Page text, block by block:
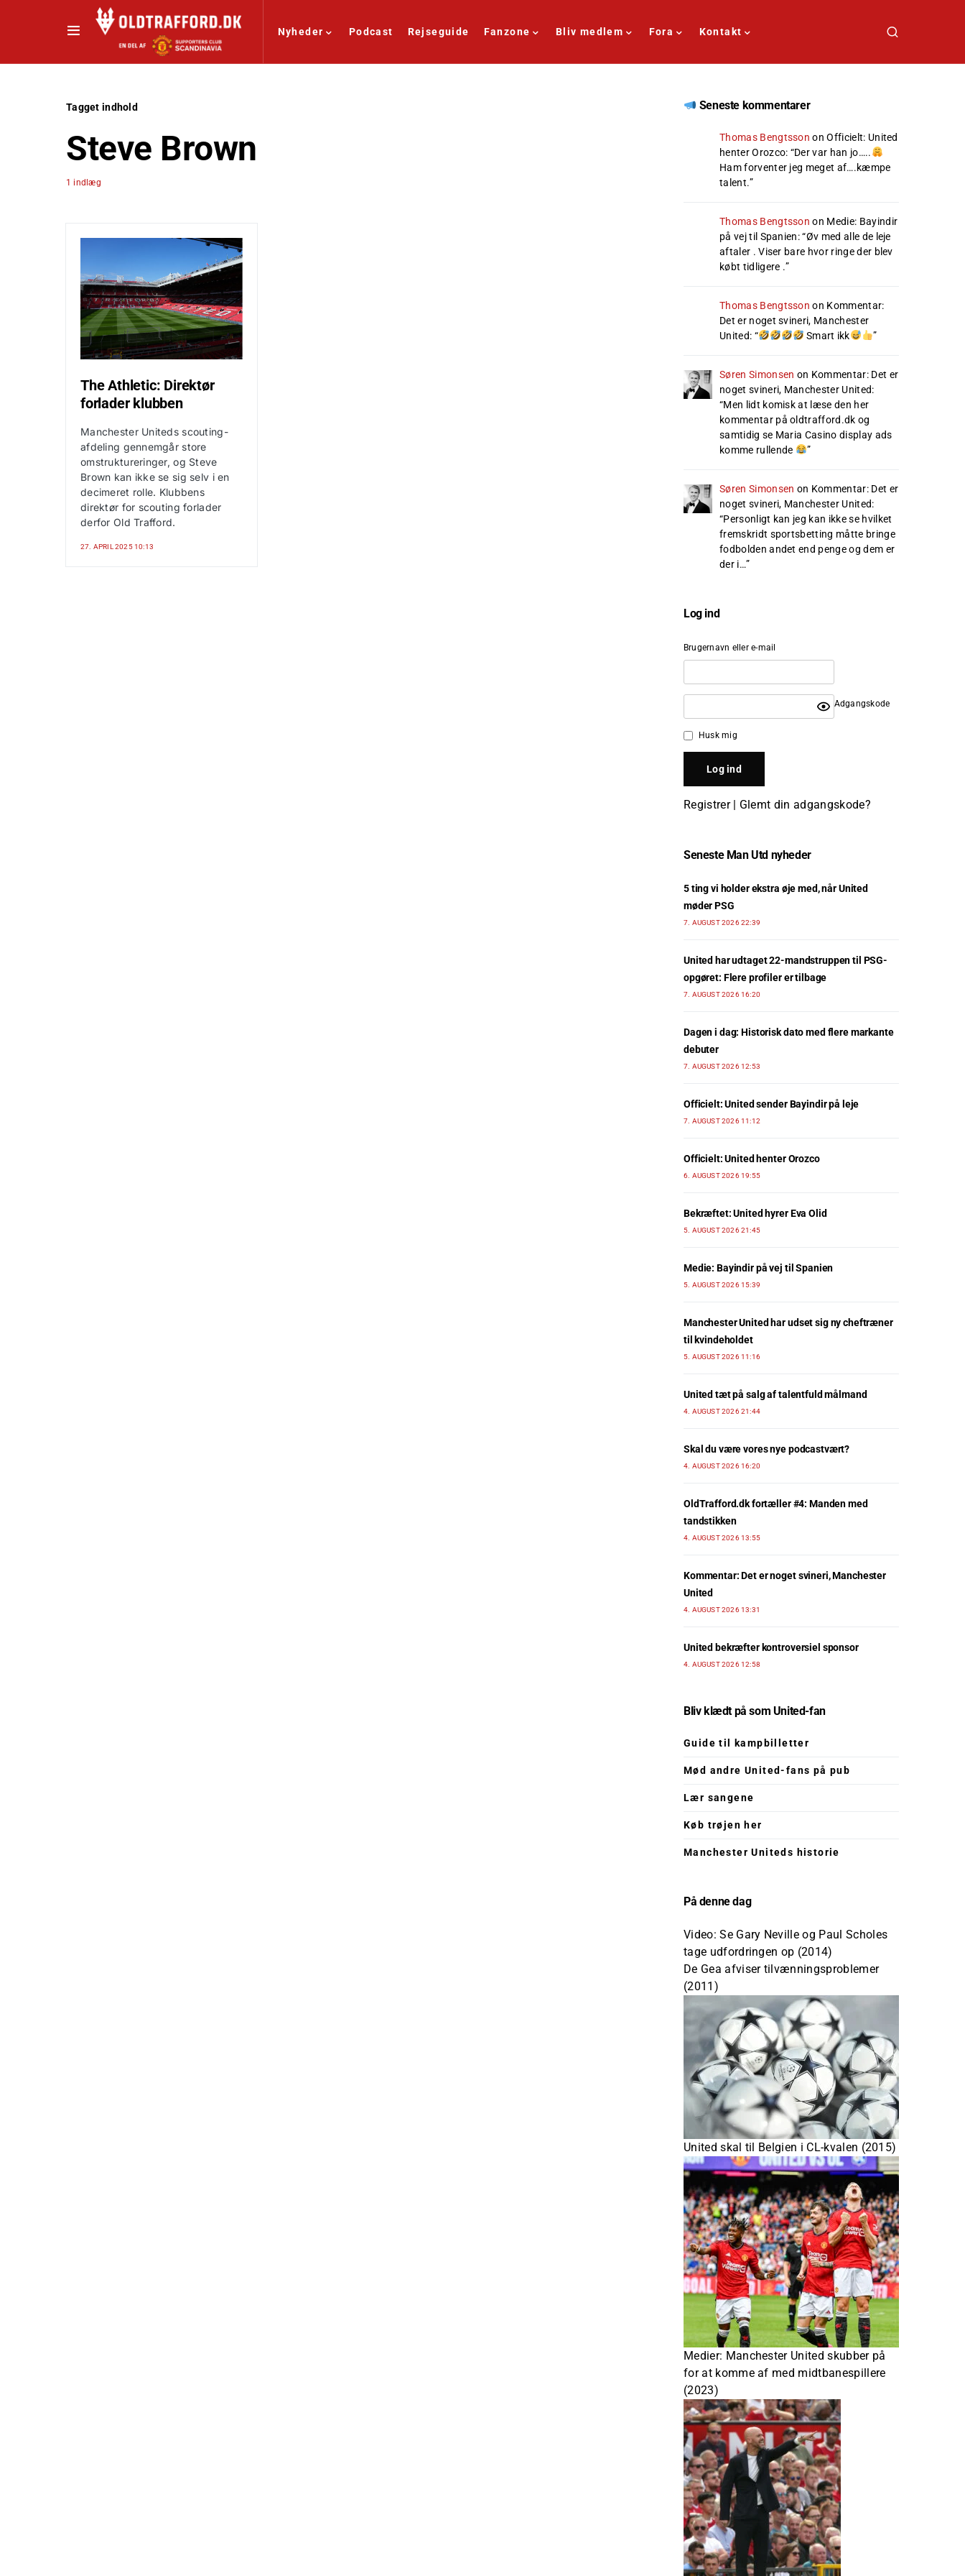
Nyheder Podcast Rejseguide Fanzone Bliv medlem Fora Kontakt
Tagget indhold
Steve Brown
1 indlæg
The Athletic: Direktør
forlader klubben
Manchester Uniteds scouting-
afdeling gennemgår store
omstruktureringer, og Steve
Brown kan ikke se sig selv i en
decimeret rolle. Klubbens
direktør for scouting forlader
derfor Old Trafford.
27. APRIL 2025 10:13
Seneste kommentarer
Thomas Bengtsson onOfficielt: United
henter Orozco: “Der var han jo…..
Ham forventer jeg meget af….kæmpe
talent.”
Thomas Bengtsson on Medie: Bayindir
på vej til Spanien: “Øv med alle de leje
aftaler . Viser bare hvor ringe der blev
købt tidligere .”
Thomas Bengtsson on Kommentar:
Det er noget svineri, Manchester
United: “ Smart ikk ”
Søren Simonsen on Kommentar: Det er
noget svineri, Manchester United:
“Men lidt komisk at læse den her
kommentar på oldtrafford.dk og
samtidig se Maria Casino display ads
komme rullende
”
Søren Simonsen on Kommentar: Det er
noget svineri, Manchester United:
“Personligt kan jeg kan ikke se hvilket
fremskridt sportsbetting måtte bringe
fodbolden andet end penge og dem er
der i…”
Log ind
Brugernavn eller e-mail
Adgangskode
Husk mig
Registrer| Glemt din adgangskode?
Seneste Man Utd nyheder
5 ting vi holder ekstra øje med, når United
møder PSG
7. AUGUST 2026 22:39
United har udtaget 22-mandstruppen til PSG-
opgøret: Flere profiler er tilbage
7. AUGUST 2026 16:20
Dagen i dag: Historisk dato med flere markante
debuter
7. AUGUST 2026 12:53
Officielt: United sender Bayindir på leje
7. AUGUST 2026 11:12
Officielt: United henter Orozco
6. AUGUST 2026 19:55
Bekræftet: United hyrer Eva Olid
5. AUGUST 2026 21:45
Medie: Bayindir på vej til Spanien
5. AUGUST 2026 15:39
Manchester United har udset sig ny cheftræner
til kvindeholdet
5. AUGUST 2026 11:16
United tæt på salg af talentfuld målmand
4. AUGUST 2026 21:44
Skal du være vores nye podcastvært?
4. AUGUST 2026 16:20
OldTrafford.dk fortæller #4: Manden med
tandstikken
4. AUGUST 2026 13:55
Kommentar: Det er noget svineri, Manchester
United
4. AUGUST 2026 13:31
United bekræfter kontroversiel sponsor
4. AUGUST 2026 12:58
Bliv klædt på som United-fan
Guide til kampbilletter
Mød andre United-fans på pub
Lær sangene
Køb trøjen her
Manchester Uniteds historie
På denne dag
Video: Se Gary Neville og Paul Scholes
tage udfordringen op (2014)
De Gea afviser tilvænningsproblemer
(2011)
United skal til Belgien i CL-kvalen (2015)
Medier: Manchester United skubber på
for at komme af med midtbanespillere
(2023)